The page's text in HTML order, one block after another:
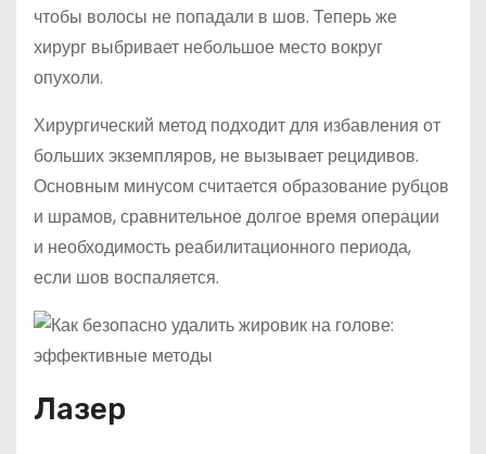
чтобы волосы не попадали в шов. Теперь же
хирург выбривает небольшое место вокруг
опухоли.
Хирургический метод подходит для избавления от
больших экземпляров, не вызывает рецидивов.
Основным минусом считается образование рубцов
и шрамов, сравнительное долгое время операции
и необходимость реабилитационного периода,
если шов воспаляется.
Лазер